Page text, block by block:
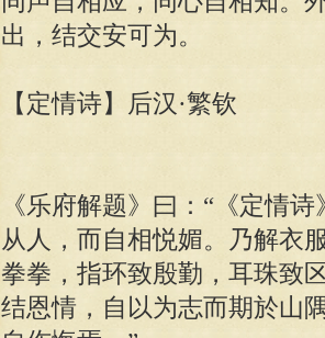
出，结交安可为。
【定情诗】后汉·繁钦
《乐府解题》曰：“《定情
从人，而自相悦媚。乃解衣
拳拳，指环致殷勤，耳珠致
结恩情，自以为志而期於山